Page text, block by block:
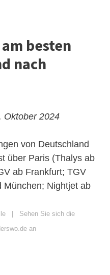
besten
nach
Oktober 2024
von Deutschland
über Paris (Thalys ab
ab Frankfurt; TGV
München; Nightjet ab
Sehen Sie sich die
an